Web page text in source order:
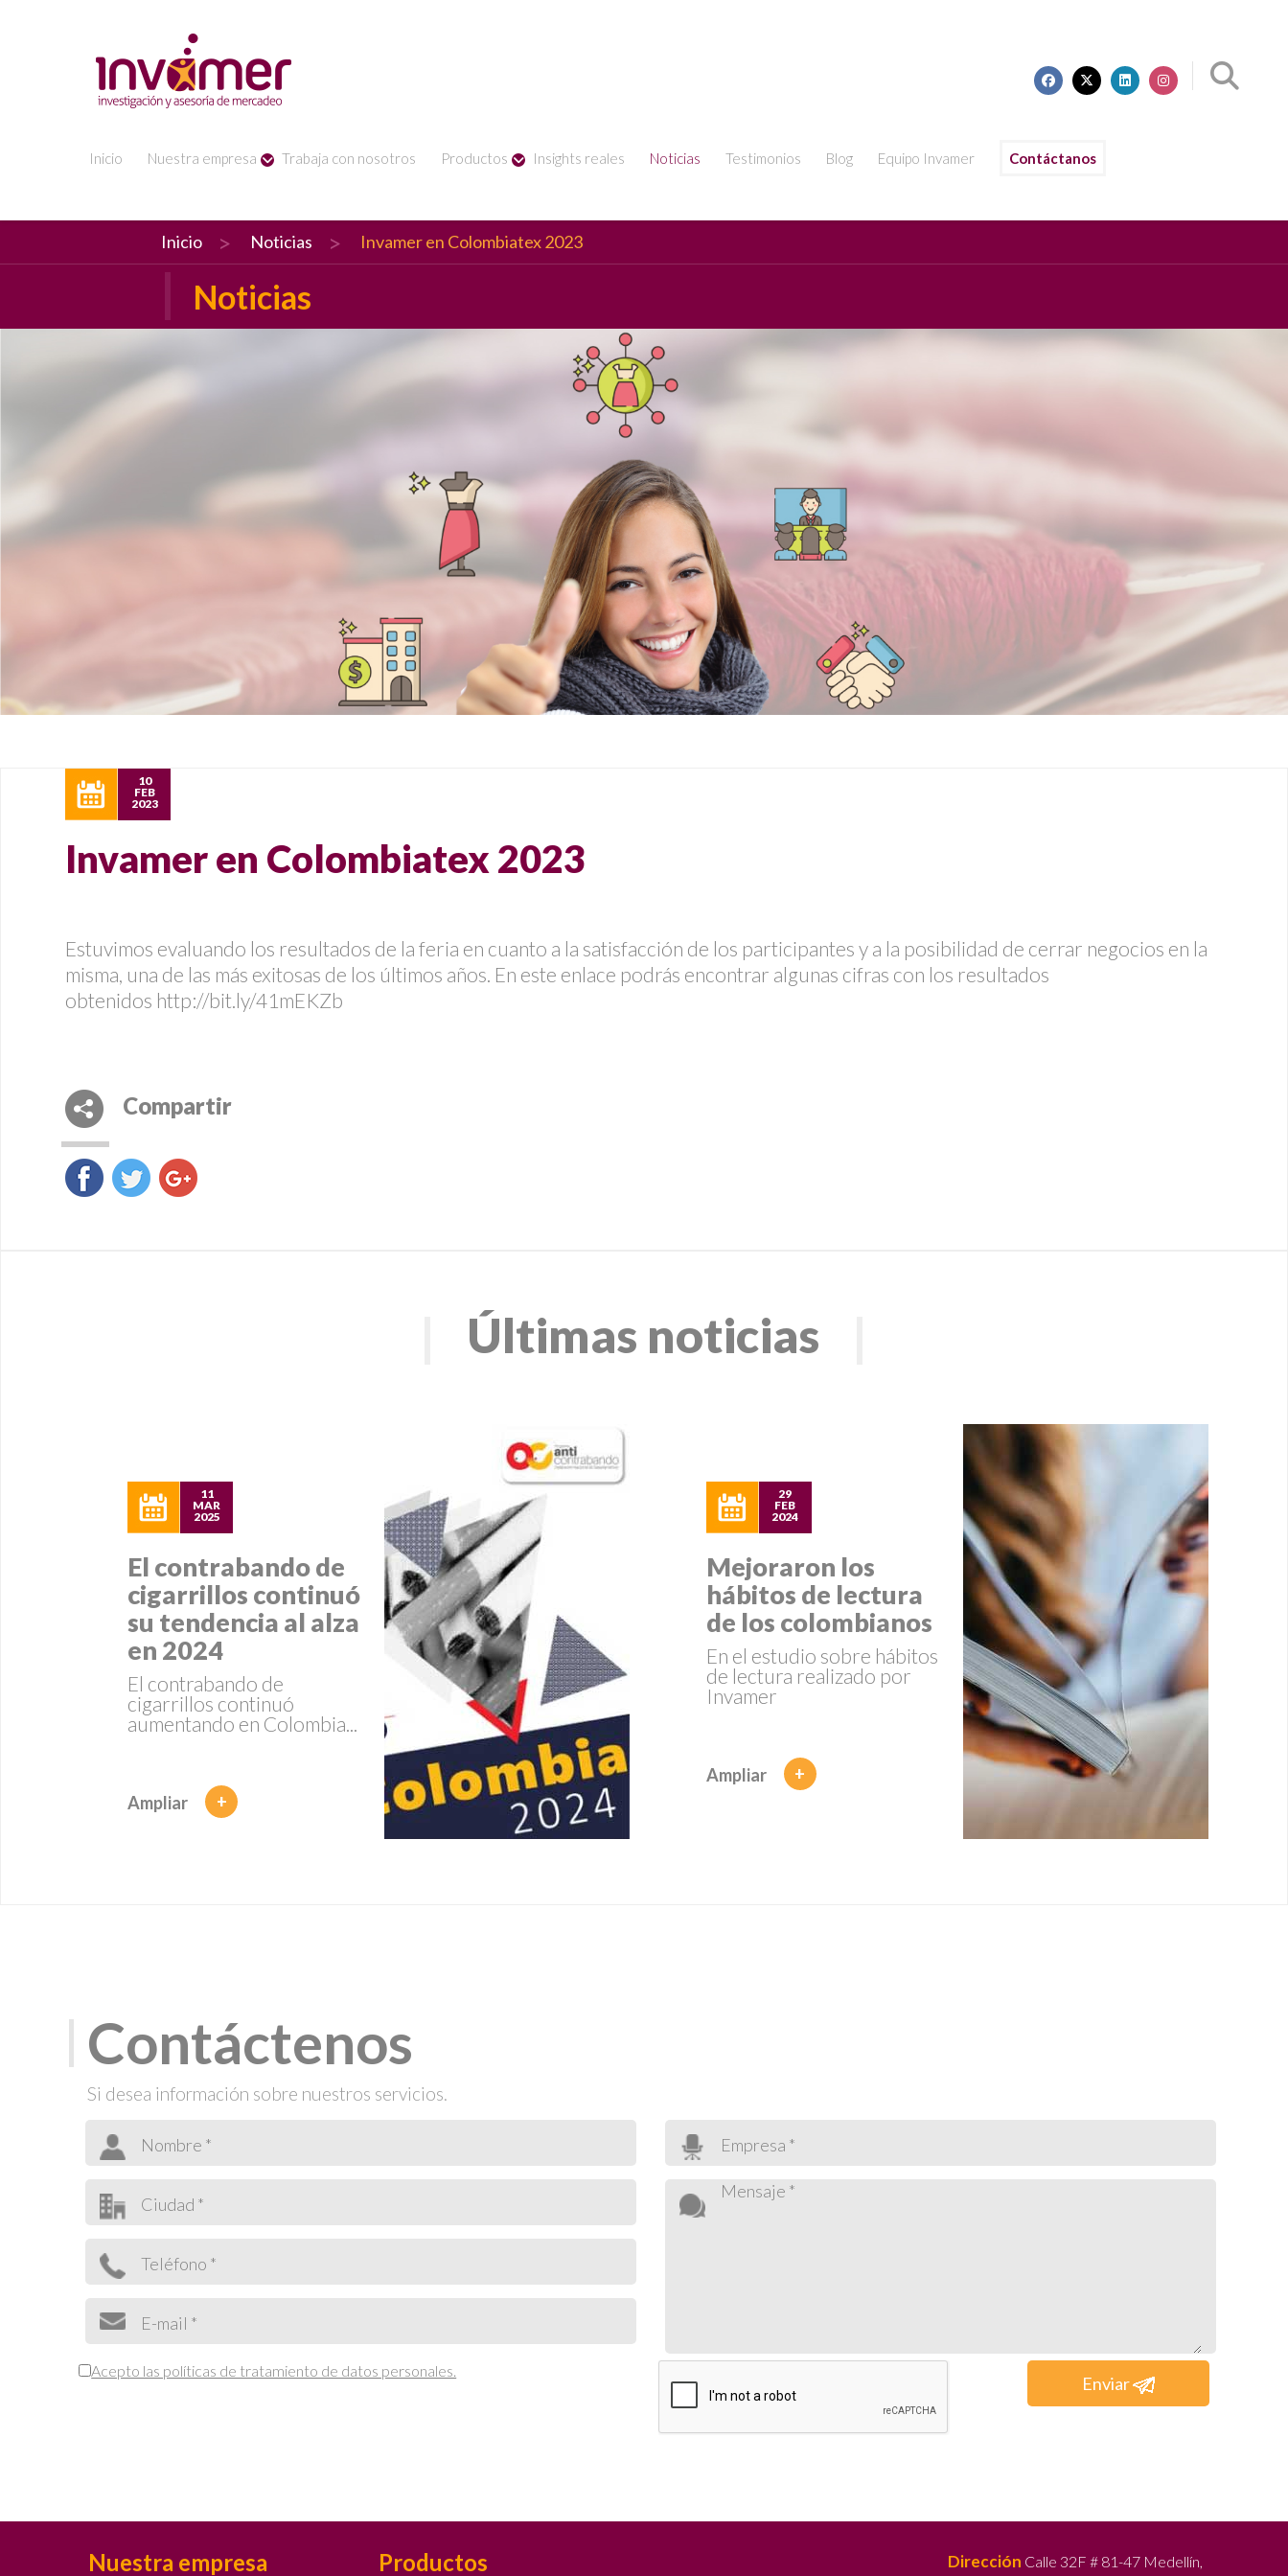
Inicio Nuestra empresa Trabaja con nosotros Productos Insights reales Noticias Testimonios Blog Equipo Invamer Contáctanos
Inicio Noticias Invamer en Colombiatex 2023
Noticias
10
FEB
2023
Invamer en Colombiatex 2023
Estuvimos evaluando los resultados de la feria en cuanto a la satisfacción de los participantes y a la posibilidad de cerrar negocios en la
misma, una de las más exitosas de los últimos años. En este enlace podrás encontrar algunas cifras con los resultados
obtenidos http://bit.ly/41mEKZb
Compartir
Últimas noticias
11
MAR
2025
El contrabando de
cigarrillos continuó
su tendencia al alza
en 2024
El contrabando de
cigarrillos continuó
aumentando en Colombia...
Ampliar +
29
FEB
2024
Mejoraron los
hábitos de lectura
de los colombianos
En el estudio sobre hábitos
de lectura realizado por
Invamer
Ampliar +
Contáctenos
Si desea información sobre nuestros servicios.
Acepto las políticas de tratamiento de datos personales.
Enviar
Nuestra empresa Productos Dirección Calle 32F # 81-47 Medellín,